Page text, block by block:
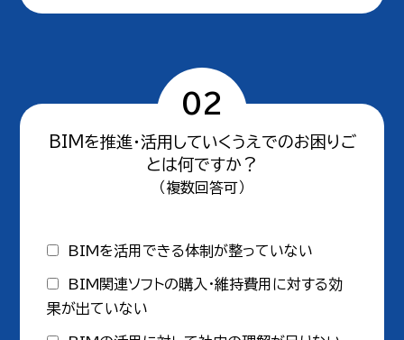
02
BIMを推進・活用していくうえでのお困りご
とは何ですか？
（複数回答可）
BIMを活用できる体制が整っていない
BIM関連ソフトの購入・維持費用に対する効
果が出ていない